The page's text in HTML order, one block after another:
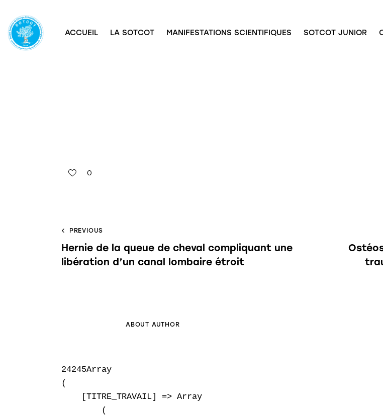
ACCUEIL LA SOTCOT MANIFESTATIONS SCIENTIFIQUES SOTCOT JUNIOR
0
PREVIOUS
Hernie de la queue de cheval compliquant une
libération d’un canal lombaire étroit
ABOUT AUTHOR
24245Array
(
    [TITRE_TRAVAIL] => Array
        (